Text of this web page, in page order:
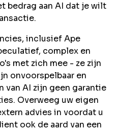
bedrag aan AI dat je wilt
inclusief Ape
complex en
met zich mee - ze zijn
onvoorspelbaar en
van AI zijn geen garantie
Overweeg uw eigen
advies in voordat u
ook de aard van een